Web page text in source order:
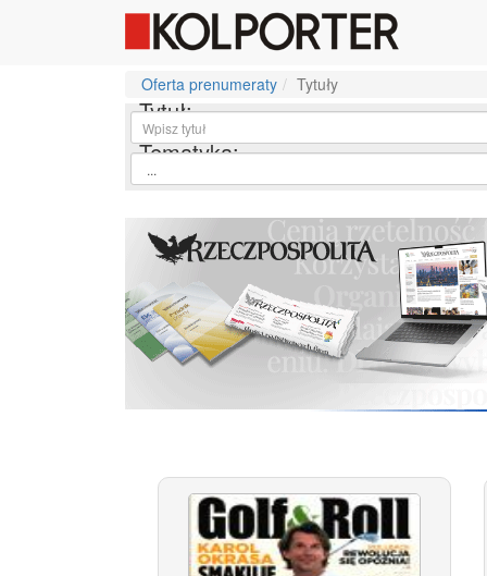
Oferta prenumeraty Tytuły
Tytuł:
Tematyka: